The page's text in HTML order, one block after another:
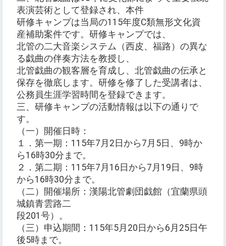
表演芸術として登録され、本件
研修キャンプは当局の115年度C類無形文化資
産補助案件です。研修キャンプでは、
北管の二大音楽システム（西皮、福路）の異な
る戯曲の伴奏方法を教授し、
北管戯曲の観客層を育成し、北管戯曲の伝承と
保存を徹底します。研修を修了した受講者は、
公務員生涯学習時間を登録できます。
三、研修キャンプの活動情報は以下の通りで
す。
（一）開催日時：
１．第一期：115年7月2日から7月5日、9時か
ら16時30分まで。
２．第二期：115年7月16日から7月19日、9時
から16時30分まで。
（二）開催場所：漢陽北管劇団戯館（宜蘭県頭
城鎮青雲路二
段201号）。
（三）申込期間：115年5月20日から6月25日午
後5時まで。